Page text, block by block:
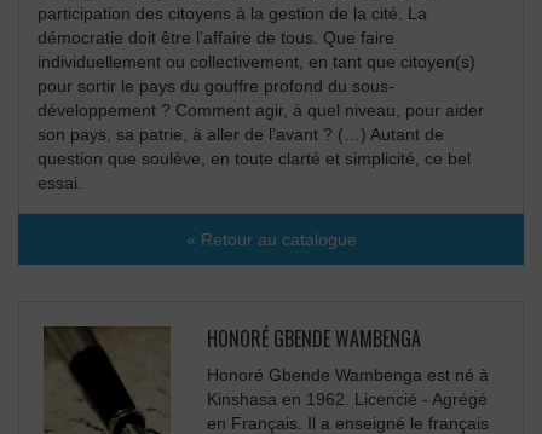
participation des citoyens à la gestion de la cité. La
démocratie doit être l’affaire de tous. Que faire
individuellement ou collectivement, en tant que citoyen(s)
pour sortir le pays du gouffre profond du sous-
développement ? Comment agir, à quel niveau, pour aider
son pays, sa patrie, à aller de l’avant ? (…) Autant de
question que soulève, en toute clarté et simplicité, ce bel
essai.
« Retour au catalogue
HONORÉ GBENDE WAMBENGA
Honoré Gbende Wambenga est né à
Kinshasa en 1962. Licencié - Agrégé
en Français. Il a enseigné le français